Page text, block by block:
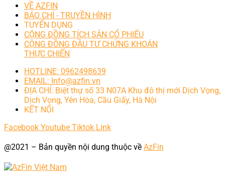
VỀ AZFIN
BÁO CHÍ - TRUYỀN HÌNH
TUYỂN DỤNG
CỘNG ĐỒNG TÍCH SẢN CỔ PHIẾU
CỘNG ĐỒNG ĐẦU TƯ CHỨNG KHOÁN
THỰC CHIẾN
HOTLINE: 0962498639
EMAIL: Info@azfin.vn
ĐỊA CHỈ: Biệt thự số 33 N07A Khu đô thị mới Dịch Vọng,
Dịch Vọng, Yên Hòa, Cầu Giấy, Hà Nội
KẾT NỐI
Facebook Youtube Tiktok Link
@2021 – Bản quyền nội dung thuộc về AzFin